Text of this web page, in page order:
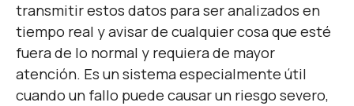
transmitir estos datos para ser analizados en
tiempo real y avisar de cualquier cosa que esté
fuera de lo normal y requiera de mayor
atención. Es un sistema especialmente útil
cuando un fallo puede causar un riesgo severo,